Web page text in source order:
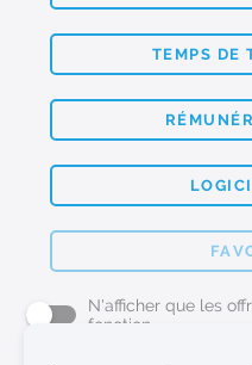
TEMPS DE
N'afficher que les
fonction